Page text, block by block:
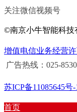
关注微信视频号
©南京小牛智能科技
增值电信业务经营
广告热线：025-
苏ICP备11085645号-
首页